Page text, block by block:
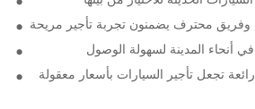
وفريق محترف يضمنون تجربة تأجير مريحة
أنحاء المدينة لسهولة الوصول
تجعل تأجير السيارات بأسعار معقولة